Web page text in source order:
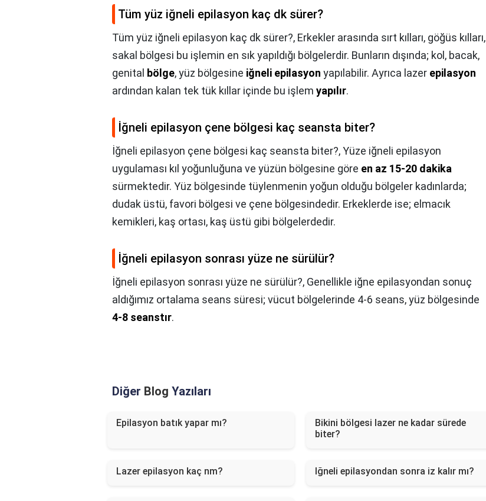
Tüm yüz iğneli epilasyon kaç dk sürer?
Tüm yüz iğneli epilasyon kaç dk sürer?, Erkekler arasında sırt kılları, göğüs kılları,
sakal bölgesi bu işlemin en sık yapıldığı bölgelerdir. Bunların dışında; kol, bacak,
genital bölge, yüz bölgesine iğneli epilasyon yapılabilir. Ayrıca lazer epilasyon
ardından kalan tek tük kıllar içinde bu işlem yapılır.
İğneli epilasyon çene bölgesi kaç seansta biter?
İğneli epilasyon çene bölgesi kaç seansta biter?,Yüze iğneli epilasyon
uygulaması kıl yoğunluğuna ve yüzün bölgesine göre en az 15-20 dakika
sürmektedir. Yüz bölgesinde tüylenmenin yoğun olduğu bölgeler kadınlarda;
dudak üstü, favori bölgesi ve çene bölgesindedir. Erkeklerde ise; elmacık
kemikleri, kaş ortası, kaş üstü gibi bölgelerdedir.
İğneli epilasyon sonrası yüze ne sürülür?
İğneli epilasyon sonrası yüze ne sürülür?, Genellikle iğne epilasyondan sonuç
aldığımız ortalama seans süresi; vücut bölgelerinde 4-6 seans, yüz bölgesinde
4-8 seanstır.
Diğer Blog Yazıları
Epilasyon batık yapar mı?
Bikini bölgesi lazer ne kadar sürede
biter?
Lazer epilasyon kaç nm? Iğneli epilasyondan sonra iz kalır mı?